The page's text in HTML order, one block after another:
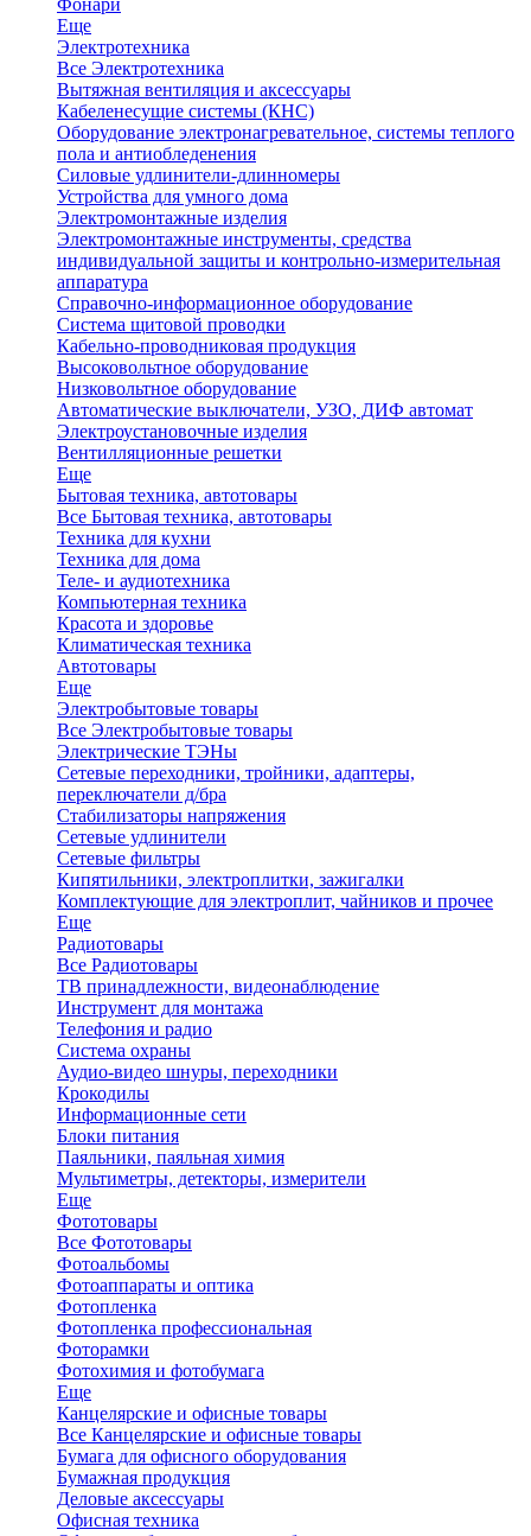
Фонари
Еще
Электротехника
Все Электротехника
Вытяжная вентиляция и аксессуары
Кабеленесущие системы (КНС)
Оборудование электронагревательное, системы теплого
пола и антиобледенения
Силовые удлинители-длинномеры
Устройства для умного дома
Электромонтажные изделия
Электромонтажные инструменты, средства
индивидуальной защиты и контрольно-измерительная
аппаратура
Справочно-информационное оборудование
Система щитовой проводки
Кабельно-проводниковая продукция
Высоковольтное оборудование
Низковольтное оборудование
Автоматические выключатели, УЗО, ДИФ автомат
Электроустановочные изделия
Вентилляционные решетки
Еще
Бытовая техника, автотовары
Все Бытовая техника, автотовары
Техника для кухни
Техника для дома
Теле- и аудиотехника
Компьютерная техника
Красота и здоровье
Климатическая техника
Автотовары
Еще
Электробытовые товары
Все Электробытовые товары
Электрические ТЭНы
Сетевые переходники, тройники, адаптеры,
переключатели д/бра
Стабилизаторы напряжения
Сетевые удлинители
Сетевые фильтры
Кипятильники, электроплитки, зажигалки
Комплектующие для электроплит, чайников и прочее
Еще
Радиотовары
Все Радиотовары
ТВ принадлежности, видеонаблюдение
Инструмент для монтажа
Телефония и радио
Система охраны
Аудио-видео шнуры, переходники
Крокодилы
Информационные сети
Блоки питания
Паяльники, паяльная химия
Мультиметры, детекторы, измерители
Еще
Фототовары
Все Фототовары
Фотоальбомы
Фотоаппараты и оптика
Фотопленка
Фотопленка профессиональная
Фоторамки
Фотохимия и фотобумага
Еще
Канцелярские и офисные товары
Все Канцелярские и офисные товары
Бумага для офисного оборудования
Бумажная продукция
Деловые аксессуары
Офисная техника